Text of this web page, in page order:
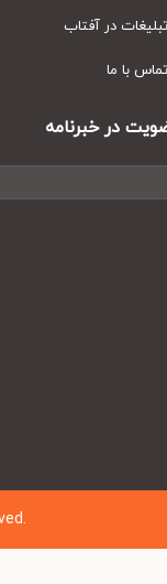
در آفتاب
با ما
در خبرنامه